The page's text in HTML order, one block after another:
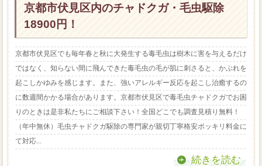
京都市伏見区内のチャドクガ・毛虫駆除
18900円！
京都市伏見区でも毎年春と秋に大発生する毒毛虫は樹木に害を与えるだけ
ではなく、知らない間に飛んできた毒毛虫の毛が肌に刺さると、かぶれを
起こしかゆみを感じます。また、強いアレルギー反応を起こし治癒するの
に数週間かかる場合があります。京都市伏見区で毒毛虫チャドクガでお困
りのときは是非私たちにご相談下さい！全国どこでも調査見積り無料！
（年中無休）毛虫チャドクガ駆除の専門家が親切丁寧格安ポッキリ料金に
て対応...
続きを読む